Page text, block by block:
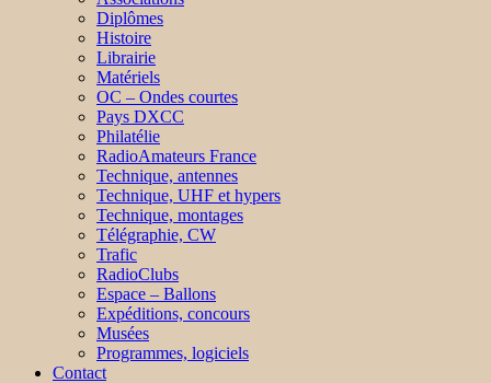
Diplômes
Histoire
Librairie
Matériels
OC – Ondes courtes
Pays DXCC
Philatélie
RadioAmateurs France
Technique, antennes
Technique, UHF et hypers
Technique, montages
Télégraphie, CW
Trafic
RadioClubs
Espace – Ballons
Expéditions, concours
Musées
Programmes, logiciels
Contact